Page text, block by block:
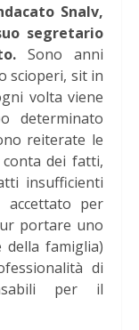
Snalv,
segretario
Sono anni
scioperi, sit in
volta viene
determinato
reiterate le
conta dei fatti,
insufficienti
per
portare uno
famiglia)
di
per il